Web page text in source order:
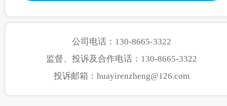
公司电话：130-8665-3322
监督、投诉及合作电话：130-8665-3322
投诉邮箱：huayirenzheng@126.com